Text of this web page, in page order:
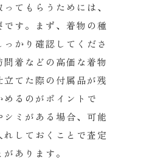
てもらうためには、
す。
まず、着物の種
かり確認してくださ
問着などの高価な着物
立てた際の付属品が残
るのがポイント で
ミがある場合、 可能
れしておくことで査定
あ ります。